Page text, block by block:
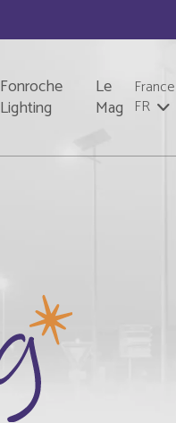
Fonroche
Lighting
Le
Mag
France
FR